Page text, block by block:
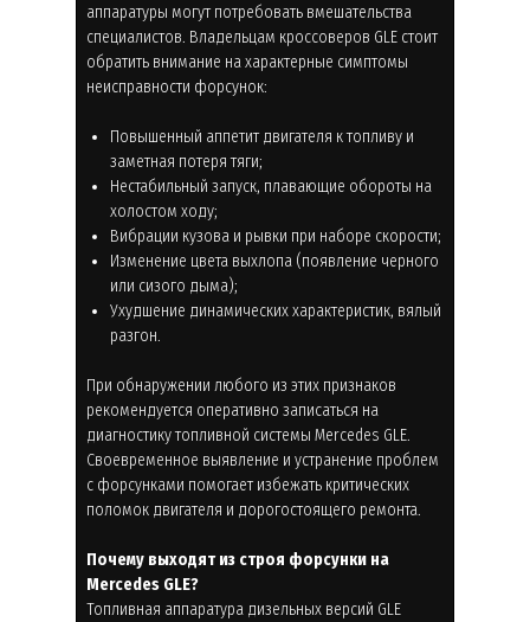
аппаратуры могут потребовать вмешательства
специалистов. Владельцам кроссоверов GLE стоит
обратить внимание на характерные симптомы
неисправности форсунок:
Повышенный аппетит двигателя к топливу и
заметная потеря тяги;
Нестабильный запуск, плавающие обороты на
холостом ходу;
Вибрации кузова и рывки при наборе скорости;
Изменение цвета выхлопа (появление черного
или сизого дыма);
Ухудшение динамических характеристик, вялый
разгон.
При обнаружении любого из этих признаков
рекомендуется оперативно записаться на
диагностику топливной системы Mercedes GLE.
Своевременное выявление и устранение проблем
с форсунками помогает избежать критических
поломок двигателя и дорогостоящего ремонта.
Почему выходят из строя форсунки на
Mercedes GLE?
Топливная аппаратура дизельных версий GLE